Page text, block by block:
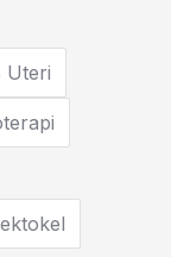
Uteri